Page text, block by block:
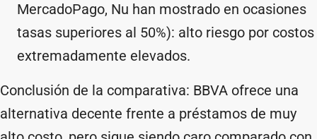
MercadoPago, Nu han mostrado en ocasiones
tasas superiores al 50%): alto riesgo por costos
extremadamente elevados.
Conclusión de la comparativa: BBVA ofrece una
alternativa decente frente a préstamos de muy